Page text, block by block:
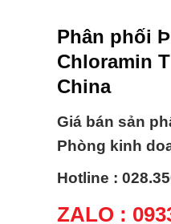
Phân phối
Chloramin
China
Giá bán sản
Phòng kinh
Hotline :
ZALO :